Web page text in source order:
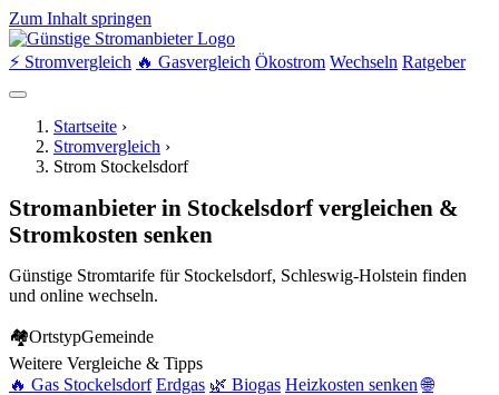
Zum Inhalt springen
⚡ Stromvergleich 🔥 Gasvergleich Ökostrom Wechseln Ratgeber
Startseite ›
Stromvergleich ›
Strom Stockelsdorf
Stromanbieter in Stockelsdorf vergleichen &
Stromkosten senken
Günstige Stromtarife für Stockelsdorf, Schleswig-Holstein finden
und online wechseln.
🏘OrtstypGemeinde
Weitere Vergleiche & Tipps
🔥 Gas Stockelsdorf Erdgas 🌿 Biogas Heizkosten senken 🌐